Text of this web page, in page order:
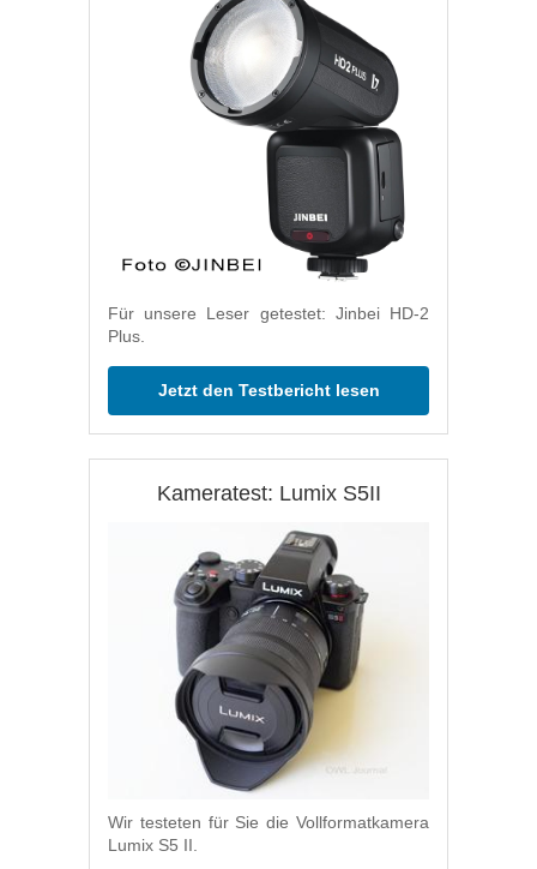
Für unsere Leser getestet: Jinbei HD-2
Plus.
Jetzt den Testbericht lesen
Kameratest: Lumix S5II
Wir testeten für Sie die Vollformatkamera
Lumix S5 II.